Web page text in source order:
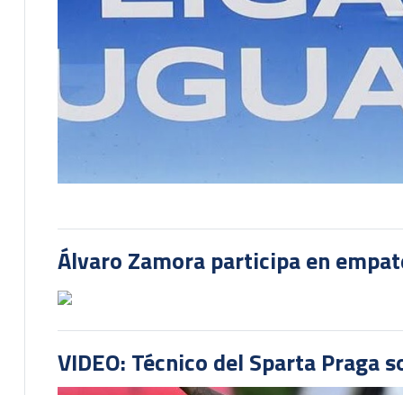
Álvaro Zamora participa en
VIDEO: Técnico del Sparta